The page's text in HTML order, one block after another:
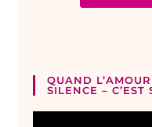
QUAND
SILENCE –